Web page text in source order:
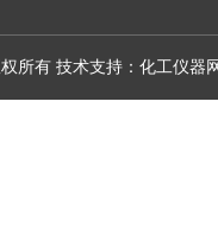
所有 技术支持： 化工仪器